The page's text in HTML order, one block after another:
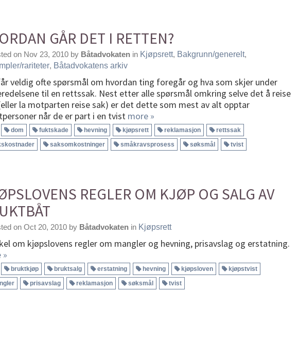
GÅR DET I RETTEN?
on Nov 23, 2010 by Båtadvokaten in Kjøpsrett, Bakgrunn/generelt,
rariteter, Båtadvokatens arkiv
veldig ofte spørsmål om hvordan ting foregår og hva som skjer under
til en rettssak. Nest etter alle spørsmål omkring selve det å reise
la motparten reise sak) er det dette som mest av alt opptar
når de er part i en tvist more »
dom fuktskade hevning kjøpsrett reklamasjon
rettssak
saksomkostninger småkravsprosess søksmål tvist
REGLER OM KJØP OG SALG AV
on Oct 20, 2010 by Båtadvokaten in Kjøpsrett
om kjøpslovens regler om mangler og hevning, prisavslag og erstatning.
»
bruktkjøp bruktsalg erstatning hevning kjøpsloven
kjøpstvist
prisavslag reklamasjon søksmål tvist